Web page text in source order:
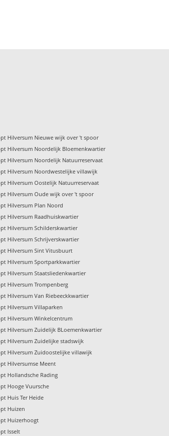
Hilversum Nieuwe wijk over 't spoor
Hilversum Noordelijk Bloemenkwartier
Hilversum Noordelijk Natuurreservaat
Hilversum Noordwestelijke villawijk
Hilversum Oostelijk Natuurreservaat
Hilversum Oude wijk over 't spoor
Hilversum Plan Noord
Hilversum Raadhuiskwartier
Hilversum Schilderskwartier
Hilversum Schrijverskwartier
Hilversum Sint Vitusbuurt
Hilversum Sportparkkwartier
Hilversum Staatsliedenkwartier
Hilversum Trompenberg
Hilversum Van Riebeeckkwartier
Hilversum Villaparken
Hilversum Winkelcentrum
Hilversum Zuidelijk BLoemenkwartier
Hilversum Zuidelijke stadswijk
Hilversum Zuidoostelijke villawijk
Hilversumse Meent
Hollandsche Rading
Hooge Vuursche
Huis Ter Heide
Huizen
Huizerhoogt
Isselt